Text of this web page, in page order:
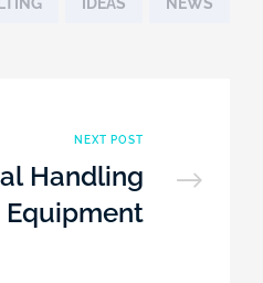
NEXT POST
Handling
Equipment